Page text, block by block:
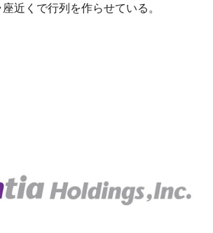
近くで行列を作らせている。